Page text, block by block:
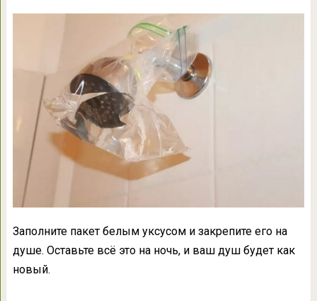
Заполните пакет белым уксусом и закрепите его на
душе. Оставьте всё это на ночь, и ваш душ будет как
новый.